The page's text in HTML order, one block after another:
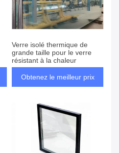
Verre isolé thermique de
grande taille pour le verre
résistant à la chaleur
Obtenez le meilleur prix